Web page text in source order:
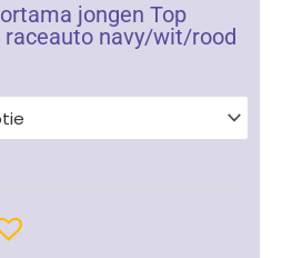
jongen Top
navy/wit/rood